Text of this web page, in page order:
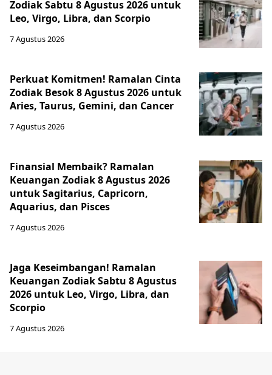
Zodiak Sabtu 8 Agustus 2026 untuk
Leo, Virgo, Libra, dan Scorpio
7 Agustus 2026
Perkuat Komitmen! Ramalan Cinta
Zodiak Besok 8 Agustus 2026 untuk
Aries, Taurus, Gemini, dan Cancer
7 Agustus 2026
Finansial Membaik? Ramalan
Keuangan Zodiak 8 Agustus 2026
untuk Sagitarius, Capricorn,
Aquarius, dan Pisces
7 Agustus 2026
Jaga Keseimbangan! Ramalan
Keuangan Zodiak Sabtu 8 Agustus
2026 untuk Leo, Virgo, Libra, dan
Scorpio
7 Agustus 2026